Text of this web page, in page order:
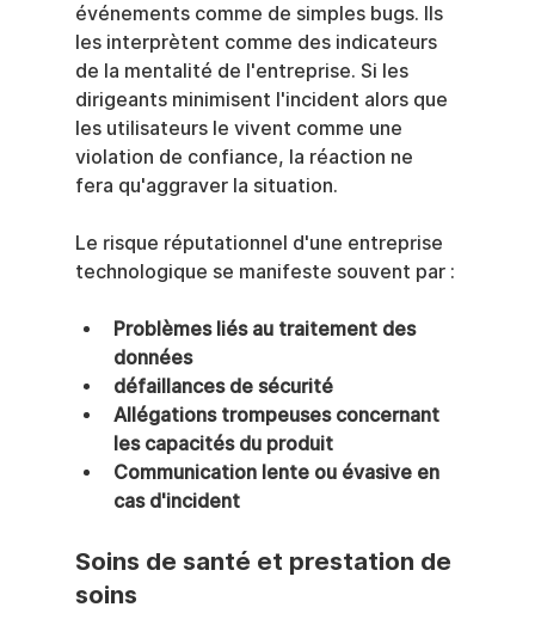
événements comme de simples bugs. Ils
les interprètent comme des indicateurs
de la mentalité de l'entreprise. Si les
dirigeants minimisent l'incident alors que
les utilisateurs le vivent comme une
violation de confiance, la réaction ne
fera qu'aggraver la situation.
Le risque réputationnel d'une entreprise
technologique se manifeste souvent par :
Problèmes liés au traitement des
données
défaillances de sécurité
Allégations trompeuses concernant
les capacités du produit
Communication lente ou évasive en
cas d'incident
Soins de santé et prestation de
soins